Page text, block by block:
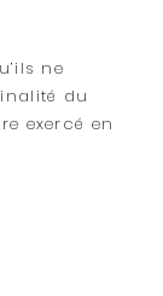
ne
du
exercé en